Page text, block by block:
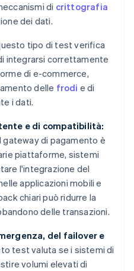
di crittografia
dei dati.
tipo di test verifica
integrarsi correttamente
di e-commerce,
delle frodi e di
i dati.
e di compatibilità:
di pagamento è
piattaforme, sistemi
l'integrazione del
applicazioni mobili e
chiari può ridurre la
delle transazioni.
del failover e
test valuta se i sistemi di
volumi elevati di